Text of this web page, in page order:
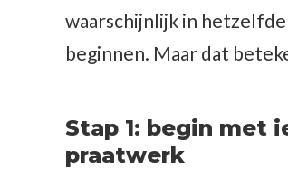
waarschijnlijk in
beginnen. Maar dat
Stap 1: begin met
praatwerk